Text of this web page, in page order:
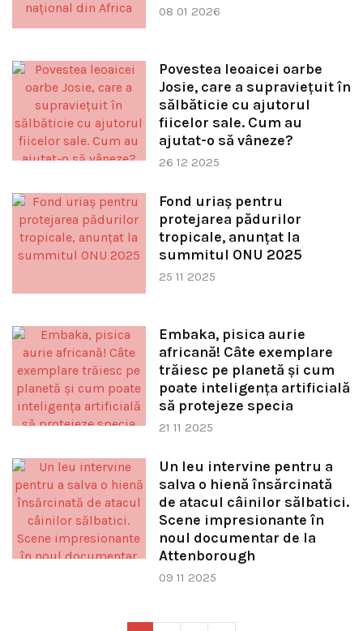
08 01 2026
Povestea leoaicei oarbe
Josie, care a supraviețuit în
sălbăticie cu ajutorul
fiicelor sale. Cum au
ajutat-o să vâneze?
26 12 2025
Fond uriaș pentru
protejarea pădurilor
tropicale, anunțat la
summitul ONU 2025
25 11 2025
Embaka, pisica aurie
africană! Câte exemplare
trăiesc pe planetă și cum
poate inteligența artificială
să protejeze specia
21 11 2025
Un leu intervine pentru a
salva o hienă însărcinată
de atacul câinilor sălbatici.
Scene impresionante în
noul documentar de la
Attenborough
09 11 2025